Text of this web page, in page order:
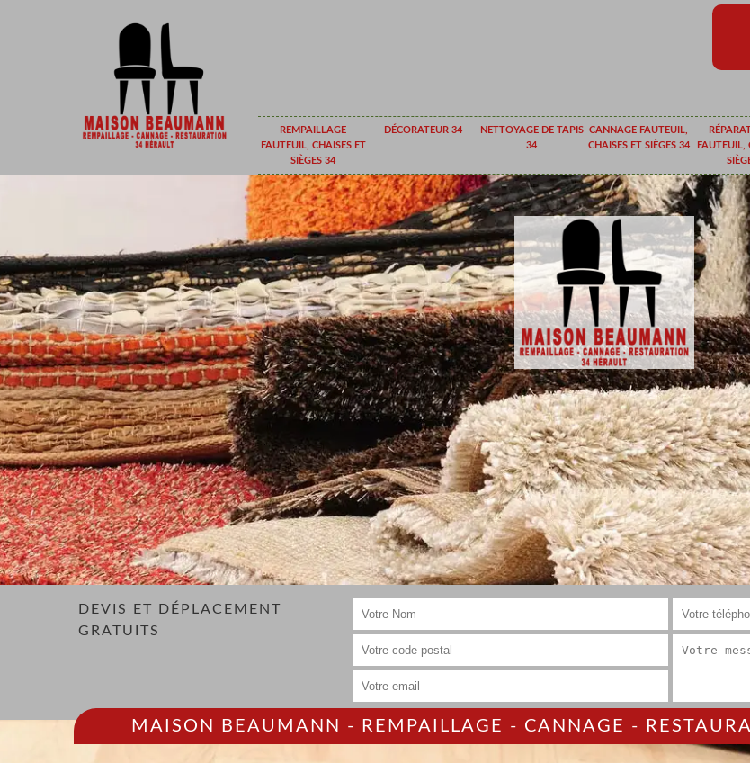
REMPAILLAGE
FAUTEUIL, CHAISES ET
SIÈGES 34
DÉCORATEUR 34
NETTOYAGE DE TAPIS
34
CANNAGE FAUTEUIL,
CHAISES ET SIÈGES 34
FAUTEUIL,
MAISON BEAUMANN - REMPAILLAGE - CANNAGE -
DEVIS ET DÉPLACEMENT
GRATUITS